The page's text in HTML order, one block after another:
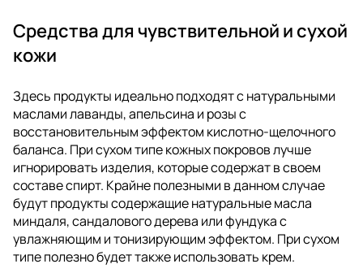
Средства для чувствительной и сухой
кожи
Здесь продукты идеально подходят с натуральными
маслами лаванды, апельсина и розы с
восстановительным эффектом кислотно-щелочного
баланса. При сухом типе кожных покровов лучше
игнорировать изделия, которые содержат в своем
составе спирт. Крайне полезными в данном случае
будут продукты содержащие натуральные масла
миндаля, сандалового дерева или фундука с
увлажняющим и тонизирующим эффектом. При сухом
типе полезно будет также использовать крем.